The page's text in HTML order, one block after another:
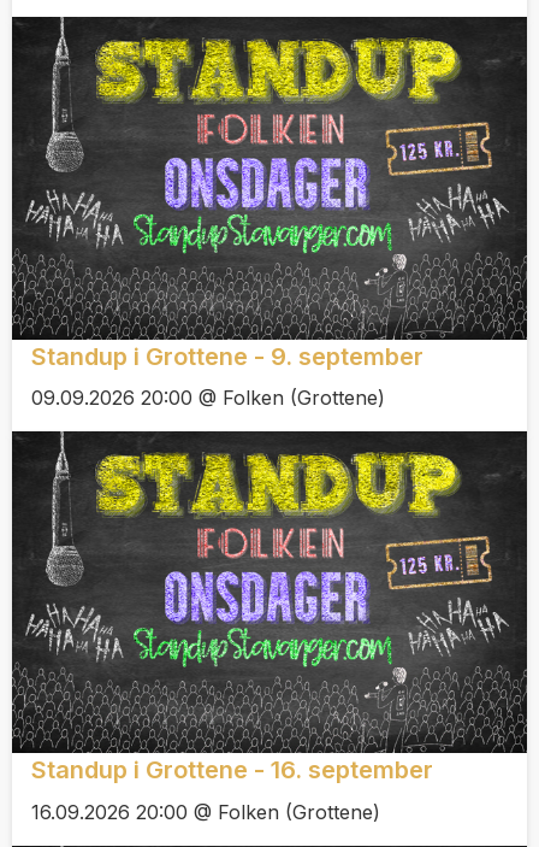
Standup i Grottene - 9. september
09.09.2026 20:00 @ Folken (Grottene)
Standup i Grottene - 16. september
16.09.2026 20:00 @ Folken (Grottene)